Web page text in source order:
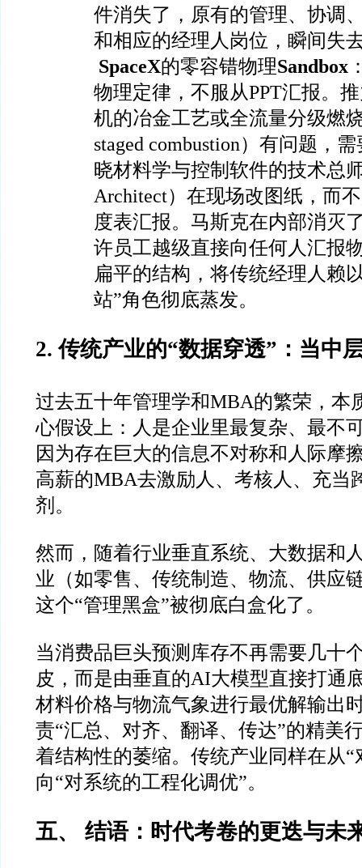
件消失了，原有的管理、协调
和相应的经理人岗位，瞬间失
SpaceX的零容错物理Sandbox
物理定律，不服从PPT汇报。
机的冶金工艺或全流量分级燃
staged combustion）有问题，
晓材料学与控制软件的技术总
Architect）在现场改图纸，而
度表汇报。马斯克在内部消灭
许员工越级直接向任何人汇报
扁平的结构，将传统经理人赖
站”角色彻底蒸发。
2. 传统产业的“数据穿透”：当中
过去五十年管理学和MBA的繁荣，本
心假设上：人是企业里最复杂、最不
因为存在巨大的信息不对称和人际摩
高薪的MBA去激励人、考核人、充当
剂。
然而，随着行业垂直系统、大数据和
业（如零售、传统制造、物流、供应
这个“管理黑盒”被彻底白盒化了。
当消费品巨头预测库存不再需要几十
皮，而是由垂直的AI大模型直接打通
材料价格与物流气象进行最优解输出
责“汇总、对齐、翻译、传达”的精美
着结构性的萎缩。传统产业同样在从“
向“对系统的工程化调优”。
五、 结语：时代考卷的更迭与未